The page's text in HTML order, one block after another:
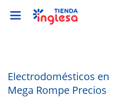
Electrodomésticos en
Mega Rompe Precios